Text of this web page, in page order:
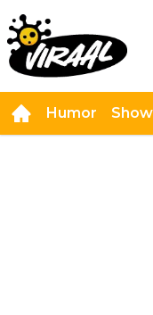
Humor